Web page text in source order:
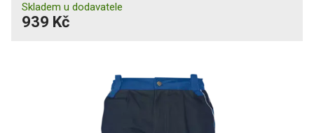
Skladem u dodavatele
939 Kč